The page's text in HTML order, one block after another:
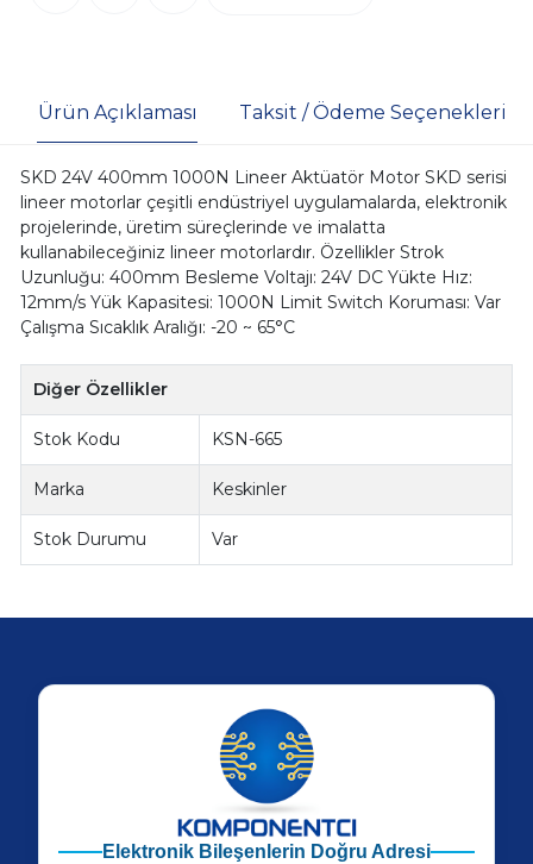
Ürün Açıklaması Taksit / Ödeme Seçenekleri
SKD 24V 400mm 1000N Lineer Aktüatör Motor SKD serisi
lineer motorlar çeşitli endüstriyel uygulamalarda, elektronik
projelerinde, üretim süreçlerinde ve imalatta
kullanabileceğiniz lineer motorlardır. Özellikler Strok
Uzunluğu: 400mm Besleme Voltajı: 24V DC Yükte Hız:
12mm/s Yük Kapasitesi: 1000N Limit Switch Koruması: Var
Çalışma Sıcaklık Aralığı: -20 ~ 65°C
Diğer Özellikler
Stok Kodu KSN-665
Marka Keskinler
Stok Durumu Var
Elektronik Bileşenlerin Doğru Adresi